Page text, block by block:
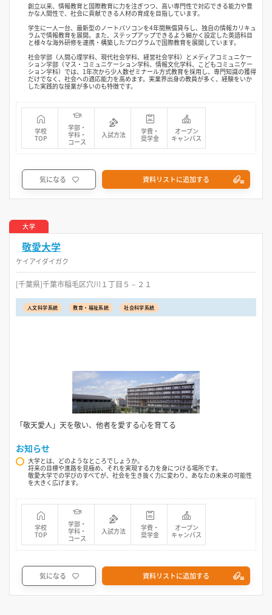
創立以来、情報教育と国際教育に力を注ぎつつ、高い専門性で対応できる能力や豊
かな人間性で、社会に貢献できる人材の育成を目指しています。
学生に一人一台、最新型のノートパソコンを4年間無償貸与し、独自の情報カリキュ
ラムで情報教育を展開。また、ステップアップできるよう細かく設定した英語科目
と様々な海外研修を連携・構築したプログラムで国際教育を展開しています。
社会学部（人間心理学科、現代社会学科、経営社会学科）とメディアコミュニケー
ション学部（マス・コミュニケーション学科、情報文化学科、こどもコミュニケー
ション学科）では、1年次から少人数ゼミナール方式教育を採用し、専門知識の獲得
だけでなく、社会への適応能力を高めます。実業界出身の教員が多く、経験をいか
した実践的な授業が多いのも特徴です。
学校
TOP
学部・
学科・
コース
入試方法
学費・
奨学金
オープン
キャンパス
気になる 資料リストに追加する
大学
敬愛大学
ケイアイダイガク
[千葉県]千葉市稲毛区穴川１丁目５－２１
人文科学系統 教育・福祉系統 社会科学系統
「敬天愛人」天を敬い、他者を愛する心を育てる
お知らせ
大学とは、どのようなところでしょうか。
将来の目標や進路を見極め、それを実現する力を身につける場所です。
敬愛大学での学びのすべてが、社会を生き抜く力に変わり、あなたの未来の可能性
を大きく広げます。
学校
TOP
学部・
学科・
コース
入試方法
学費・
奨学金
オープン
キャンパス
気になる 資料リストに追加する